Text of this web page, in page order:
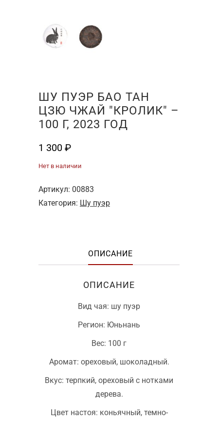
ШУ ПУЭР БАО ТАН
ЦЗЮ ЧЖАЙ "КРОЛИК" –
100 Г, 2023 ГОД
1 300 ₽
Нет в наличии
Артикул: 00883
Категория: Шу пуэр
ОПИСАНИЕ
ОПИСАНИЕ
Вид чая: шу пуэр
Регион: Юньнань
Вес: 100 г
Аромат: ореховый, шоколадный.
Вкус: терпкий, ореховый с нотками
дерева.
Цвет настоя: коньячный, темно-